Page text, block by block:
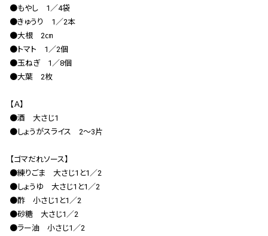
お問い合わせ
●もやし 1／4袋
●きゅうり 1／2本
●大根 2㎝
●トマト 1／2個
●玉ねぎ 1／8個
●大葉 2枚
【Ａ】
●酒 大さじ1
●しょうがスライス 2〜3片
【ゴマだれソース】
●練りごま 大さじ1と1／2
●しょうゆ 大さじ1と1／2
●酢 小さじ1と1／2
●砂糖 大さじ1／2
●ラー油 小さじ1／2